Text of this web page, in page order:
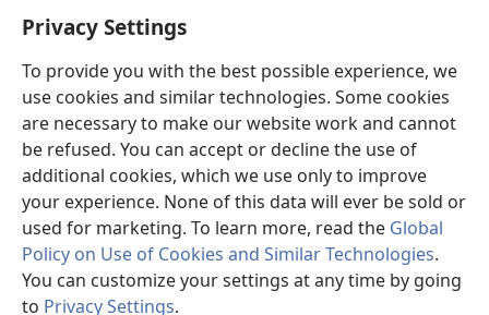
Privacy Settings
To provide you with the best possible experience, we
use cookies and similar technologies. Some cookies
are necessary to make our website work and cannot
be refused. You can accept or decline the use of
additional cookies, which we use only to improve
your experience. None of this data will ever be sold or
used for marketing. To learn more, read the Global
Policy on Use of Cookies and Similar Technologies.
You can customize your settings at any time by going
to Privacy Settings.
Bibliyotèk sou Entènèt
(opens
window)JW Hub
(opens
new
window)JW Library
Watchtower Library
Copyright© 2026 Watch Tower Bible and Tract Society of Pennsylvania.
RÈG POU W KA ITILIZE L|